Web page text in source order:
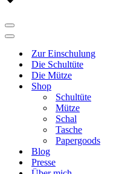
Navigationsmenü
Navigationsmenü
Zur Einschulung
Die Schultüte
Die Mütze
Shop
Schultüte
Mütze
Schal
Tasche
Papergoods
Blog
Presse